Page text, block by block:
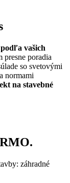
podľa vašich
presne poradia
so svetovými
normami
na stavebné
záhradné